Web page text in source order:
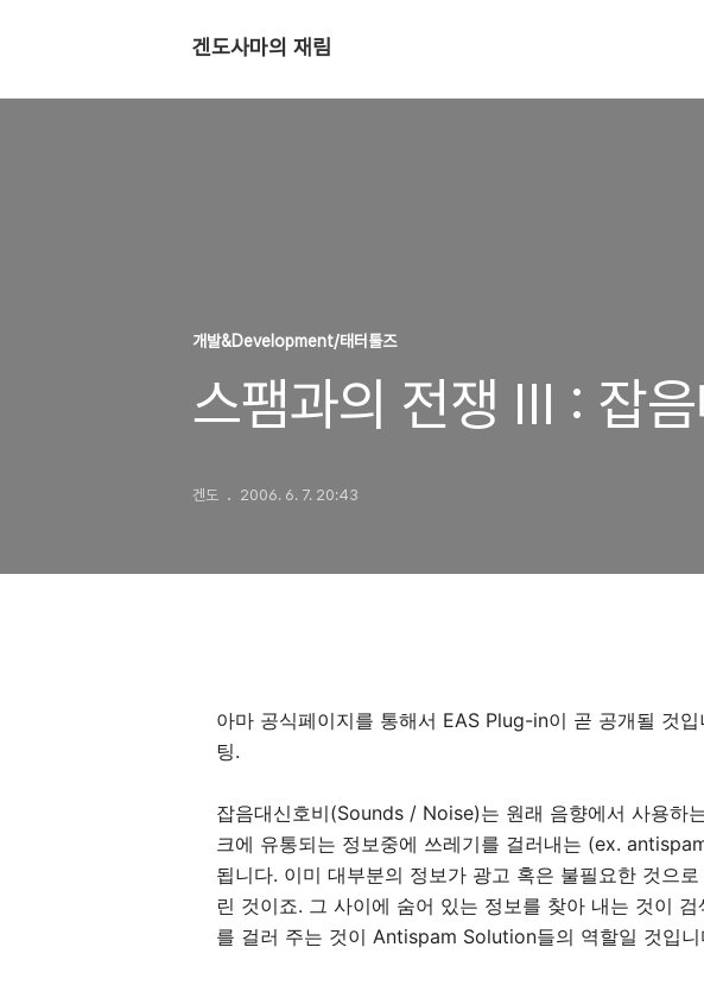
겐도사마의 재림
개발&Development/태터툴즈
스팸과의 전쟁 III : 잡
겐도 2006. 6. 7. 20:43
아마 공식페이지를 통해서 EAS Plug-in이 곧 공개될 것
팅.
잡음대신호비(Sounds / Noise)는 원래 음향에서 사용하
크에 유통되는 정보중에 쓰레기를 걸러내는 (ex.
됩니다. 이미 대부분의 정보가 광고 혹은 불필요한 것으
린 것이죠. 그 사이에 숨어 있는 정보를 찾아 내는 것이
를 걸러 주는 것이 Antispam Solution들의 역할일 것입니